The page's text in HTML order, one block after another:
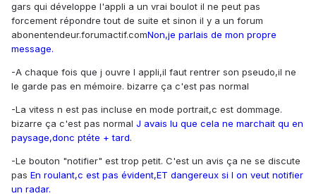
gars qui développe l'appli a un vrai boulot il ne peut pas
forcement répondre tout de suite et sinon il y a un forum
abonentendeur.forumactif.comNon,je parlais de mon propre
message.
-A chaque fois que j ouvre l appli,il faut rentrer son pseudo,il ne
le garde pas en mémoire. bizarre ça c'est pas normal
-La vitess n est pas incluse en mode portrait,c est dommage.
bizarre ça c'est pas normal J avais lu que cela ne marchait qu en
paysage,donc ptéte + tard.
-Le bouton "notifier" est trop petit. C'est un avis ça ne se discute
pas En roulant,c est pas évident,ET dangereux si l on veut notifier
un radar.